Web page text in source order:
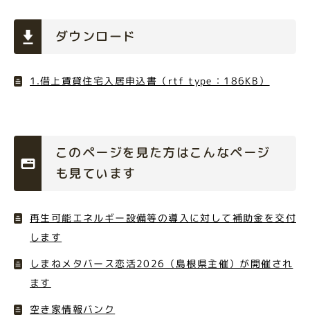
ダウンロード
1.借上賃貸住宅入居申込書（rtf type：186KB）
このページを見た方はこんなページ
も見ています
再生可能エネルギー設備等の導入に対して補助金を交付
します
しまねメタバース恋活2026（島根県主催）が開催され
ます
空き家情報バンク